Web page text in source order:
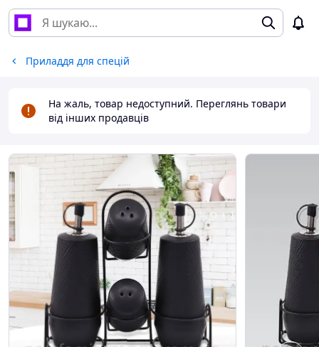
Приладдя для спецій
На жаль, товар недоступний. Переглянь товари
від інших продавців